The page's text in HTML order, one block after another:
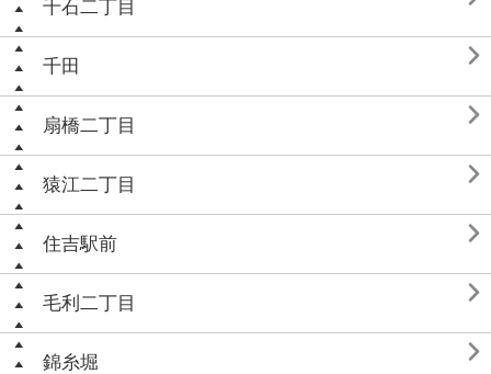
千石二丁目
千田 
扇橋二丁目 
猿江二丁目 
住吉駅前 
毛利二丁目 
錦糸堀 